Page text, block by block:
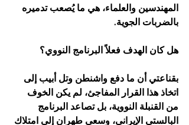
المهندسين والعلماء، هي ما يُصعب تدميره
بالضربات الجوية.
هل كان الهدف فعلاً البرنامج النووي؟
بقناعتي أن ما دفع واشنطن وتل أبيب إلى
اتخاذ هذا القرار المفاجئ، لم يكن الخوف
من القنبلة النووية، بل تصاعد البرنامج
البالستي الإيراني، وسعي طهران إلى امتلاك